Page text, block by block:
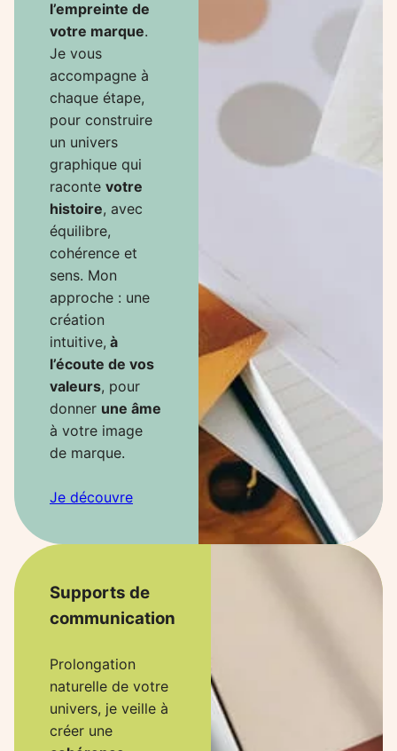
l’empreinte de
votre marque.
Je vous
accompagne à
chaque étape,
pour construire
un univers
graphique qui
raconte votre
histoire, avec
équilibre,
cohérence et
sens. Mon
approche : une
création
intuitive, à
l’écoute de vos
valeurs, pour
donner une âme
à votre image
de marque.
Je découvre
Supports de
communication
Prolongation
naturelle de votre
univers, je veille à
créer une